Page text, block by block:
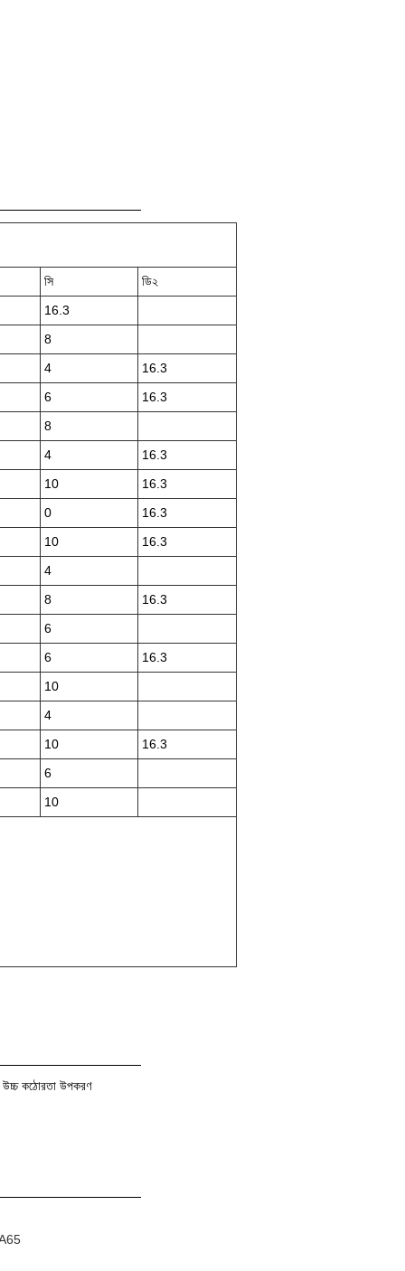
সি
ডি২
16.3
8
4
16.3
6
16.3
8
4
16.3
10
16.3
0
16.3
10
16.3
4
8
16.3
6
6
16.3
10
4
10
16.3
6
10
উচ্চ কঠোরতা উপকরণ